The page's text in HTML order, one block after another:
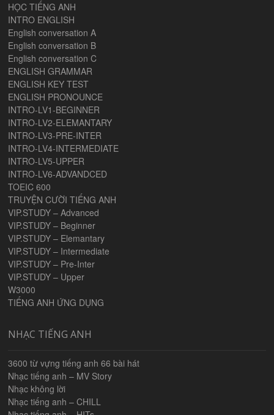
HỌC TIẾNG ANH
INTRO ENGLISH
English conversation A
English conversation B
English conversation C
ENGLISH GRAMMAR
ENGLISH KEY TEST
ENGLISH PRONOUNCE
INTRO-LV1-BEGINNER
INTRO-LV2-ELEMANTARY
INTRO-LV3-PRE-INTER
INTRO-LV4-INTERMEDIATE
INTRO-LV5-UPPER
INTRO-LV6-ADVANDCED
TOEIC 600
TRUYỆN CƯỜI TIẾNG ANH
VIP.STUDY – Advanced
VIP.STUDY – Beginner
VIP.STUDY – Elemantary
VIP.STUDY – Intermediate
VIP.STUDY – Pre-Inter
VIP.STUDY – Upper
W3000
TIẾNG ANH ỨNG DỤNG
NHẠC TIẾNG ANH
3600 từ vựng tiếng anh 66 bài hát
Nhạc tiếng anh – MV Story
Nhạc không lời
Nhạc tiếng anh – CHILL